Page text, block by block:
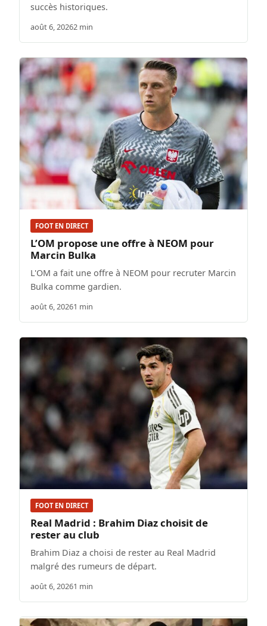
succès historiques.
août 6, 20262 min
FOOT EN DIRECT
L’OM propose une offre à NEOM pour
Marcin Bulka
L'OM a fait une offre à NEOM pour recruter Marcin
Bulka comme gardien.
août 6, 20261 min
FOOT EN DIRECT
Real Madrid : Brahim Diaz choisit de
rester au club
Brahim Diaz a choisi de rester au Real Madrid
malgré des rumeurs de départ.
août 6, 20261 min